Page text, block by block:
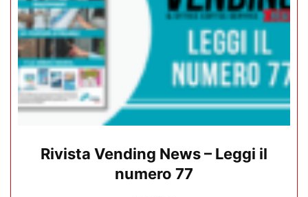
Rivista Vending News – Leggi il
numero 77